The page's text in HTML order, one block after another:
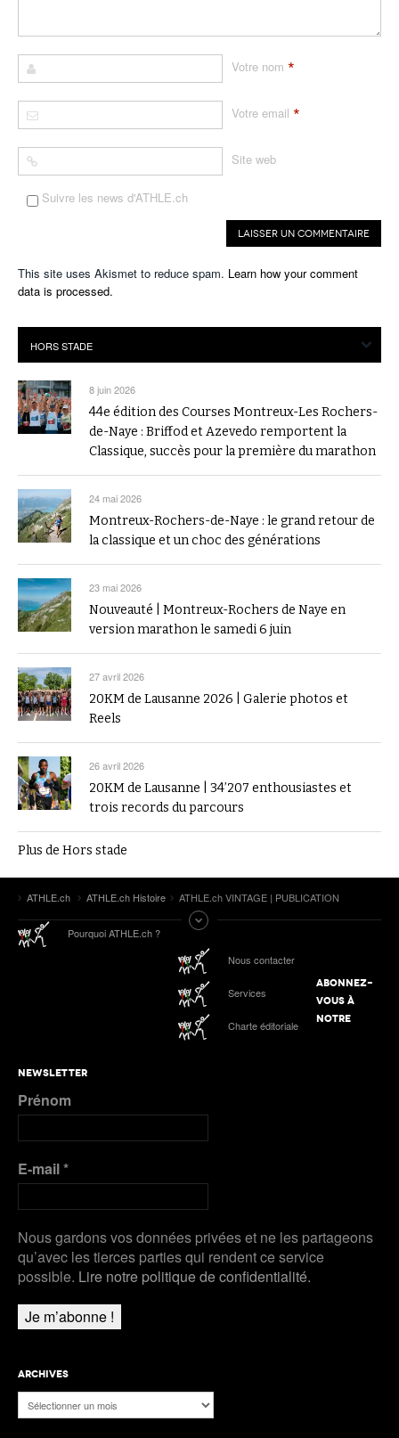
Votre nom *
Votre email *
Site web
Suivre les news d'ATHLE.ch
This site uses Akismet to reduce spam. Learn how your comment
data is processed.
8 juin 2026
44e édition des Courses Montreux-Les Rochers-
de-Naye : Briffod et Azevedo remportent la
Classique, succès pour la première du marathon
24 mai 2026
Montreux-Rochers-de-Naye : le grand retour de
la classique et un choc des générations
23 mai 2026
Nouveauté | Montreux-Rochers de Naye en
version marathon le samedi 6 juin
27 avril 2026
20KM de Lausanne 2026 | Galerie photos et
Reels
26 avril 2026
20KM de Lausanne | 34’207 enthousiastes et
trois records du parcours
Plus de Hors stade
ATHLE.ch ATHLE.ch Histoire ATHLE.ch VINTAGE | PUBLICATION
Pourquoi ATHLE.ch ?
Nous contacter
Services
Charte éditoriale
ABONNEZ-
VOUS À
NOTRE
NEWSLETTER
Prénom
E-mail*
Nous gardons vos données privées et ne les partageons
qu’avec les tierces parties qui rendent ce service
possible. Lire notre politique de confidentialité.
ARCHIVES
Archives